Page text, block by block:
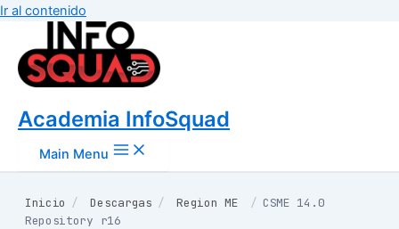
Ir al contenido
Academia InfoSquad
Main Menu
Inicio / Descargas / Region ME / CSME 14.0
Repository r16